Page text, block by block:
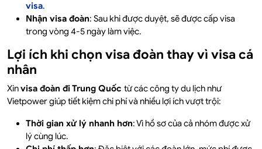
visa.
Nhận visa đoàn: Sau khi được duyệt, sẽ được cấp visa
trong vòng 4-5 ngày làm việc.
Lợi ích khi chọn visa đoàn thay vì visa cá
nhân
Xinvisa đoàn đi Trung Quốc từ các công ty du lịch như
Vietpower giúp tiết kiệm chi phí và nhiều lợi ích vượt trội:
Thời gian xử lý nhanh hơn: Vì hồ sơ của cả nhóm được xử
lý cùng lúc.